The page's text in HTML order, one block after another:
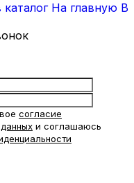
На главную В
согласие
и соглашаюсь